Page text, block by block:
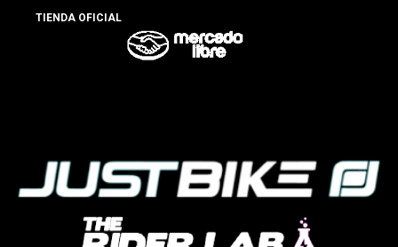
TIENDA OFICIAL